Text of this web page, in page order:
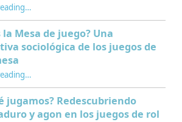
“Interculturalidad, educación y juegos de rol: nuevo capítulo sobre el Mentor del Juego”
…
la Mesa de juego? Una
sociológica de los juegos de
“¿Qué es la Mesa de juego? Una perspectiva sociológica de los juegos de rol de mesa”
…
jugamos? Redescubriendo
y agon en los juegos de rol